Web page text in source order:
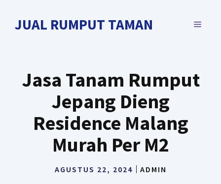
JUAL RUMPUT TAMAN MENU
Jasa Tanam Rumput
Jepang Dieng
Residence Malang
Murah Per M2
AGUSTUS 22, 2024 ADMIN